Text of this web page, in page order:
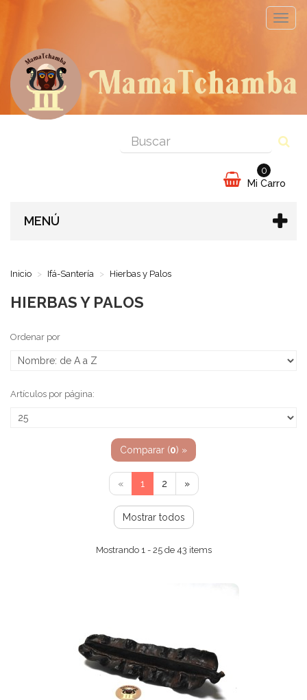
Mi Carro
0
MENÚ
Inicio Ifá-Santería Hierbas y Palos
HIERBAS Y PALOS
Ordenar por
Artículos por página:
Comparar (0) »
« 1 2 »
Mostrar todos
Mostrando 1 - 25 de 43 items